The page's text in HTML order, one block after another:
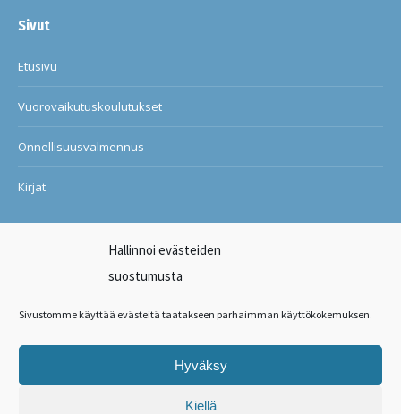
Hallinnoi evästeiden
suostumusta
Sivustomme käyttää evästeitä taatakseen parhaimman käyttökokemuksen.
Hyväksy
Kiellä
Sivut
Etusivu
Vuorovaikutuskoulutukset
Onnellisuusvalmennus
Kirjat
Blogi
Suosituksia asiakkailtani
Ota yhteyttä